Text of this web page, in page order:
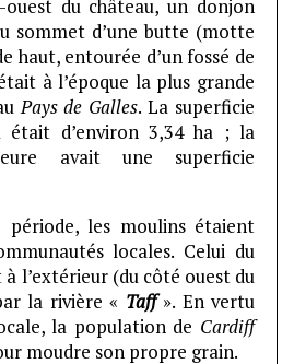
ouest du château, un donjon
sommet d’une butte (motte
haut, entourée d’un fossé de
à l’époque la plus grande
Pays de Galles. La superficie
était d’environ 3,34 ha ; la
avait une superficie
les moulins étaient
locales. Celui du
l’extérieur (du côté ouest du
la rivière « Taff». En vertu
la population de Cardiff
moudre son propre grain.